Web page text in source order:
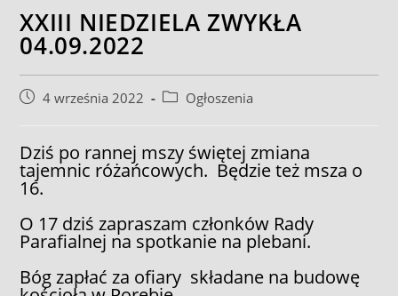
XXIII NIEDZIELA ZWYKŁA
04.09.2022
Post4 września 2022
PostOgłoszenia
Dziś po rannej mszy świętej zmiana
tajemnic różańcowych. Będzie też msza o
16.
O 17 dziś zapraszam członków Rady
Parafialnej na spotkanie na plebani.
Bóg zapłać za ofiary składane na budowę